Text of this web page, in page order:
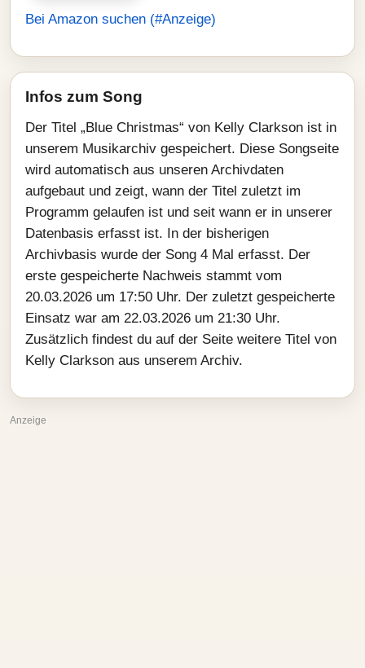
Bei Amazon suchen (#Anzeige)
Infos zum Song
Der Titel „Blue Christmas“ von Kelly Clarkson ist in
unserem Musikarchiv gespeichert. Diese Songseite
wird automatisch aus unseren Archivdaten
aufgebaut und zeigt, wann der Titel zuletzt im
Programm gelaufen ist und seit wann er in unserer
Datenbasis erfasst ist. In der bisherigen
Archivbasis wurde der Song 4 Mal erfasst. Der
erste gespeicherte Nachweis stammt vom
20.03.2026 um 17:50 Uhr. Der zuletzt gespeicherte
Einsatz war am 22.03.2026 um 21:30 Uhr.
Zusätzlich findest du auf der Seite weitere Titel von
Kelly Clarkson aus unserem Archiv.
Anzeige